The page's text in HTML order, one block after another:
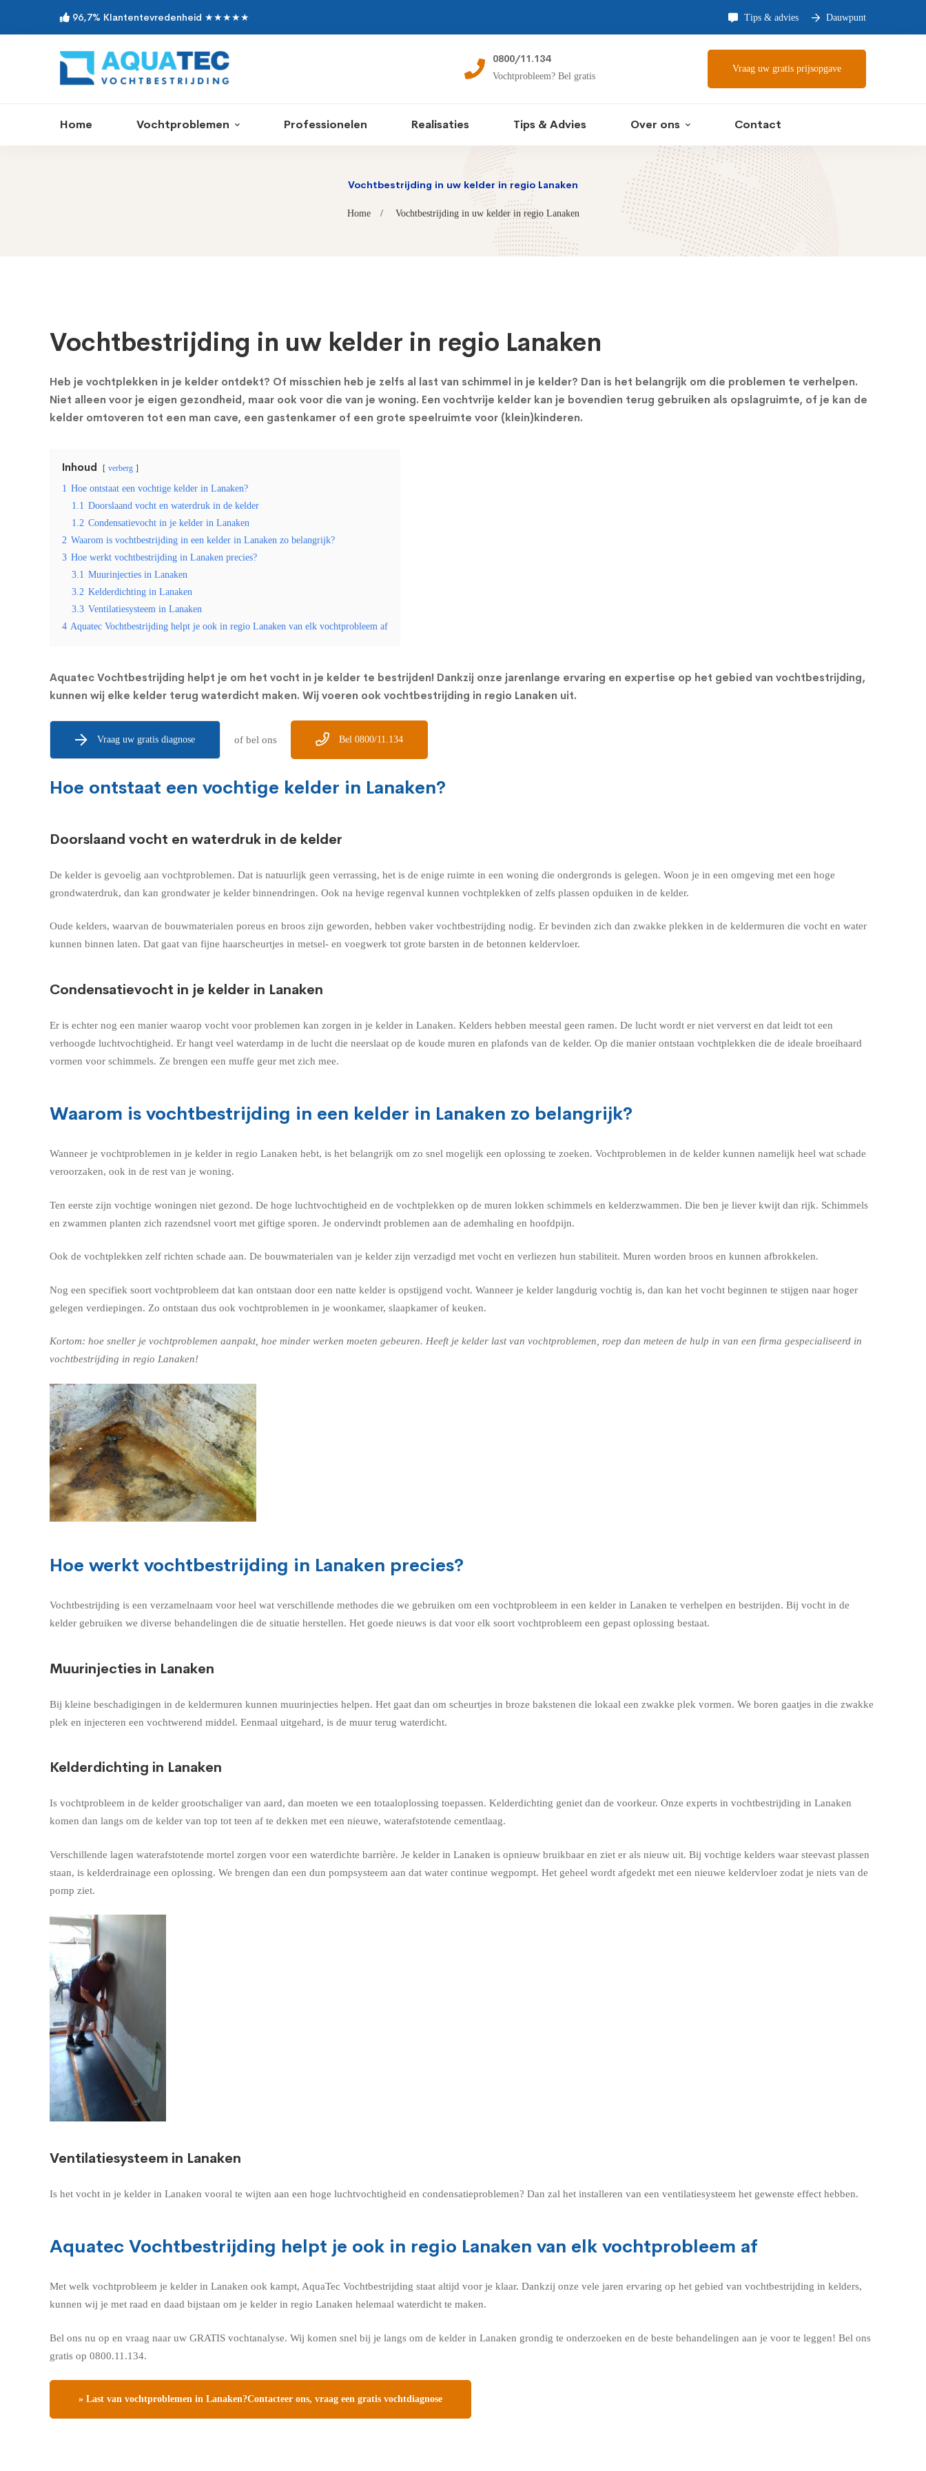
96,7% Klantentevredenheid ★★★★★ Tips & advies Dauwpunt
0800/11.134
Vochtprobleem? Bel gratis
Vraag uw gratis prijsopgave
Home Vochtproblemen Professionelen Realisaties Tips & Advies Over ons Contact
Vochtbestrijding in uw kelder in regio Lanaken
Home Vochtbestrijding in uw kelder in regio Lanaken
Vochtbestrijding in uw kelder in regio Lanaken
Heb je vochtplekken in je kelder ontdekt? Of misschien heb je zelfs al last van schimmel in je kelder? Dan is het belangrijk om die problemen te verhelpen.
Niet alleen voor je eigen gezondheid, maar ook voor die van je woning. Een vochtvrije kelder kan je bovendien terug gebruiken als opslagruimte, of je kan de
kelder omtoveren tot een man cave, een gastenkamer of een grote speelruimte voor (klein)kinderen.
Inhoud verberg
1 Hoe ontstaat een vochtige kelder in Lanaken?
1.1 Doorslaand vocht en waterdruk in de kelder
1.2 Condensatievocht in je kelder in Lanaken
2 Waarom is vochtbestrijding in een kelder in Lanaken zo belangrijk?
3 Hoe werkt vochtbestrijding in Lanaken precies?
3.1 Muurinjecties in Lanaken
3.2 Kelderdichting in Lanaken
3.3 Ventilatiesysteem in Lanaken
4 Aquatec Vochtbestrijding helpt je ook in regio Lanaken van elk vochtprobleem af
Aquatec Vochtbestrijding helpt je om het vocht in je kelder te bestrijden! Dankzij onze jarenlange ervaring en expertise op het gebied van vochtbestrijding,
kunnen wij elke kelder terug waterdicht maken. Wij voeren ook vochtbestrijding in regio Lanaken uit.
Vraag uw gratis diagnose of bel ons Bel 0800/11.134
Hoe ontstaat een vochtige kelder in Lanaken?
Doorslaand vocht en waterdruk in de kelder
De kelder is gevoelig aan vochtproblemen. Dat is natuurlijk geen verrassing, het is de enige ruimte in een woning die ondergronds is gelegen. Woon je in een omgeving met een hoge
grondwaterdruk, dan kan grondwater je kelder binnendringen. Ook na hevige regenval kunnen vochtplekken of zelfs plassen opduiken in de kelder.
Oude kelders, waarvan de bouwmaterialen poreus en broos zijn geworden, hebben vaker vochtbestrijding nodig. Er bevinden zich dan zwakke plekken in de keldermuren die vocht en water
kunnen binnen laten. Dat gaat van fijne haarscheurtjes in metsel- en voegwerk tot grote barsten in de betonnen keldervloer.
Condensatievocht in je kelder in Lanaken
Er is echter nog een manier waarop vocht voor problemen kan zorgen in je kelder in Lanaken. Kelders hebben meestal geen ramen. De lucht wordt er niet ververst en dat leidt tot een
verhoogde luchtvochtigheid. Er hangt veel waterdamp in de lucht die neerslaat op de koude muren en plafonds van de kelder. Op die manier ontstaan vochtplekken die de ideale broeihaard
vormen voor schimmels. Ze brengen een muffe geur met zich mee.
Waarom is vochtbestrijding in een kelder in Lanaken zo belangrijk?
Wanneer je vochtproblemen in je kelder in regio Lanaken hebt, is het belangrijk om zo snel mogelijk een oplossing te zoeken. Vochtproblemen in de kelder kunnen namelijk heel wat schade
veroorzaken, ook in de rest van je woning.
Ten eerste zijn vochtige woningen niet gezond. De hoge luchtvochtigheid en de vochtplekken op de muren lokken schimmels en kelderzwammen. Die ben je liever kwijt dan rijk. Schimmels
en zwammen planten zich razendsnel voort met giftige sporen. Je ondervindt problemen aan de ademhaling en hoofdpijn.
Ook de vochtplekken zelf richten schade aan. De bouwmaterialen van je kelder zijn verzadigd met vocht en verliezen hun stabiliteit. Muren worden broos en kunnen afbrokkelen.
Nog een specifiek soort vochtprobleem dat kan ontstaan door een natte kelder is opstijgend vocht. Wanneer je kelder langdurig vochtig is, dan kan het vocht beginnen te stijgen naar hoger
gelegen verdiepingen. Zo ontstaan dus ook vochtproblemen in je woonkamer, slaapkamer of keuken.
Kortom: hoe sneller je vochtproblemen aanpakt, hoe minder werken moeten gebeuren. Heeft je kelder last van vochtproblemen, roep dan meteen de hulp in van een firma gespecialiseerd in
vochtbestrijding in regio Lanaken!
Hoe werkt vochtbestrijding in Lanaken precies?
Vochtbestrijding is een verzamelnaam voor heel wat verschillende methodes die we gebruiken om een vochtprobleem in een kelder in Lanaken te verhelpen en bestrijden. Bij vocht in de
kelder gebruiken we diverse behandelingen die de situatie herstellen. Het goede nieuws is dat voor elk soort vochtprobleem een gepast oplossing bestaat.
Muurinjecties in Lanaken
Bij kleine beschadigingen in de keldermuren kunnen muurinjecties helpen. Het gaat dan om scheurtjes in broze bakstenen die lokaal een zwakke plek vormen. We boren gaatjes in die zwakke
plek en injecteren een vochtwerend middel. Eenmaal uitgehard, is de muur terug waterdicht.
Kelderdichting in Lanaken
Is vochtprobleem in de kelder grootschaliger van aard, dan moeten we een totaaloplossing toepassen. Kelderdichting geniet dan de voorkeur. Onze experts in vochtbestrijding in Lanaken
komen dan langs om de kelder van top tot teen af te dekken met een nieuwe, waterafstotende cementlaag.
Verschillende lagen waterafstotende mortel zorgen voor een waterdichte barrière. Je kelder in Lanaken is opnieuw bruikbaar en ziet er als nieuw uit. Bij vochtige kelders waar steevast plassen
staan, is kelderdrainage een oplossing. We brengen dan een dun pompsysteem aan dat water continue wegpompt. Het geheel wordt afgedekt met een nieuwe keldervloer zodat je niets van de
pomp ziet.
Ventilatiesysteem in Lanaken
Is het vocht in je kelder in Lanaken vooral te wijten aan een hoge luchtvochtigheid en condensatieproblemen? Dan zal het installeren van een ventilatiesysteem het gewenste effect hebben.
Aquatec Vochtbestrijding helpt je ook in regio Lanaken van elk vochtprobleem af
Met welk vochtprobleem je kelder in Lanaken ook kampt, AquaTec Vochtbestrijding staat altijd voor je klaar. Dankzij onze vele jaren ervaring op het gebied van vochtbestrijding in kelders,
kunnen wij je met raad en daad bijstaan om je kelder in regio Lanaken helemaal waterdicht te maken.
Bel ons nu op en vraag naar uw GRATIS vochtanalyse. Wij komen snel bij je langs om de kelder in Lanaken grondig te onderzoeken en de beste behandelingen aan je voor te leggen! Bel ons
gratis op 0800.11.134.
» Last van vochtproblemen in Lanaken?Contacteer ons, vraag een gratis vochtdiagnose